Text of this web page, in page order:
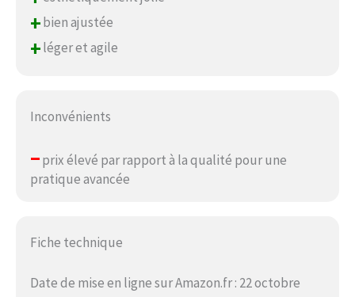
+bien ajustée
+léger et agile
Inconvénients
–prix élevé par rapport à la qualité pour une
pratique avancée
Fiche technique
Date de mise en ligne sur Amazon.fr : 22 octobre